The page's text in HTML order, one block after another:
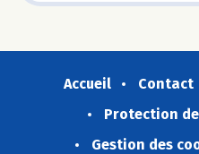
Accueil Contact
Protection
Gestion des